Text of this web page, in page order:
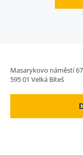
Masarykovo náměstí 67
595 01 Velká Bíteš